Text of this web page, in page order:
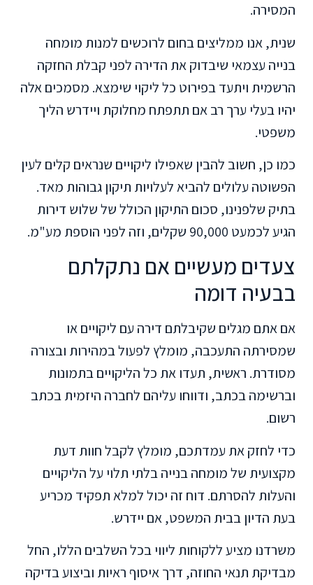
המסירה.
שנית, אנו ממליצים בחום לרוכשים למנות מומחה
בנייה עצמאי שיבדוק את הדירה לפני קבלת החזקה
הרשמית ויתעד בפירוט כל ליקוי שימצא. מסמכים אלה
יהיו בעלי ערך רב אם תתפתח מחלוקת ויידרש הליך
משפטי.
כמו כן, חשוב להבין שאפילו ליקויים שנראים קלים לעין
הפשוטה עלולים להביא לעלויות תיקון גבוהות מאד.
בתיק שלפנינו, סכום התיקון הכולל של שלוש דירות
הגיע לכמעט 90,000 שקלים, וזה לפני הוספת מע"מ.
צעדים מעשיים אם נתקלתם
בבעיה דומה
אם אתם מגלים שקיבלתם דירה עם ליקויים או
שמסירתה התעכבה, מומלץ לפעול במהירות ובצורה
מסודרת. ראשית, תעדו את כל הליקויים בתמונות
וברשימה בכתב, ודווחו עליהם לחברה היזמית בכתב
רשום.
כדי לחזק את עמדתכם, מומלץ לקבל חוות דעת
מקצועית של מומחה בנייה בלתי תלוי על הליקויים
והעלות להסרתם. דוח זה יכול למלא תפקיד מכריע
בעת הדיון בבית המשפט, אם יידרש.
משרדנו מציע ללקוחות ליווי בכל השלבים הללו, החל
מבדיקת תנאי החוזה, דרך איסוף ראיות וביצוע בדיקה